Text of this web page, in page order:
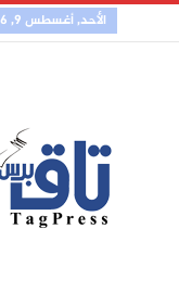
الأحد, أغسطس 9, 2026